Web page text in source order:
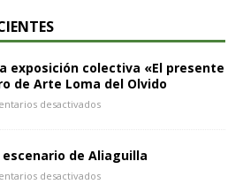
exposición colectiva «El presente
de Arte Loma del Olvido
desactivados
de Aliaguilla
desactivados